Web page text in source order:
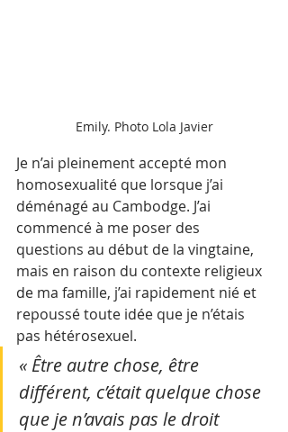
Emily. Photo Lola Javier
Je n’ai pleinement accepté mon
homosexualité que lorsque j’ai
déménagé au Cambodge. J’ai
commencé à me poser des
questions au début de la vingtaine,
mais en raison du contexte religieux
de ma famille, j’ai rapidement nié et
repoussé toute idée que je n’étais
pas hétérosexuel.
« Être autre chose, être
différent, c’était quelque chose
que je n’avais pas le droit